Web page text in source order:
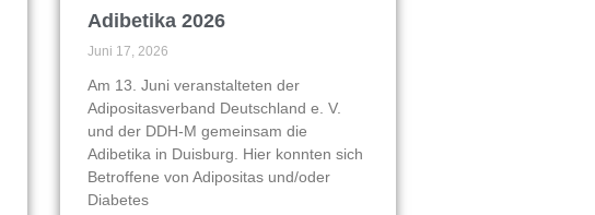
Adibetika 2026
Juni 17, 2026
Am 13. Juni veranstalteten der
Adipositasverband Deutschland e. V.
und der DDH-M gemeinsam die
Adibetika in Duisburg. Hier konnten sich
Betroffene von Adipositas und/oder
Diabetes